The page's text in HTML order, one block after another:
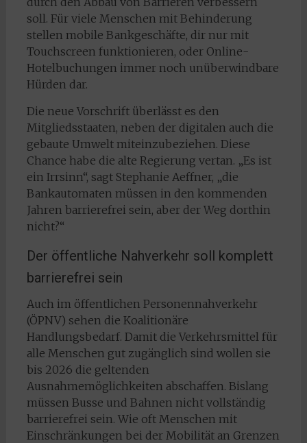
soll. Für viele Menschen mit Behinderung
stellen mobile Bankgeschäfte, dir nur mit
Touchscreen funktionieren, oder Online-
Hotelbuchungen immer noch unüberwindbare
Hürden dar.
Die neue Vorschrift überlässt es den
Mitgliedsstaaten, neben der digitalen auch die
gebaute Umwelt miteinzubeziehen. Diese
Chance habe die alte Regierung vertan. „Es ist
ein Irrsinn“, sagt Stephanie Aeffner, „die
Bankautomaten müssen in den kommenden
Jahren barrierefrei sein, aber der Weg dorthin
nicht?“
Der öffentliche Nahverkehr soll komplett
barrierefrei sein
Auch im öffentlichen Personennahverkehr
(ÖPNV) sehen die Koalitionäre
Handlungsbedarf. Damit die Verkehrsmittel für
alle Menschen gut zugänglich sind wollen sie
bis 2026 die geltenden
Ausnahmemöglichkeiten abschaffen. Bislang
müssen Busse und Bahnen nicht vollständig
barrierefrei sein. Wie oft Menschen mit
Einschränkungen bei der Mobilität an Grenzen